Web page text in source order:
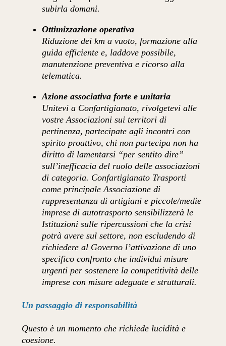
subirla domani.
Ottimizzazione operativa
Riduzione dei km a vuoto, formazione alla
guida efficiente e, laddove possibile,
manutenzione preventiva e ricorso alla
telematica.
Azione associativa forte e unitaria
Unitevi a Confartigianato, rivolgetevi alle
vostre Associazioni sui territori di
pertinenza, partecipate agli incontri con
spirito proattivo, chi non partecipa non ha
diritto di lamentarsi “per sentito dire”
sull’inefficacia del ruolo delle associazioni
di categoria. Confartigianato Trasporti
come principale Associazione di
rappresentanza di artigiani e piccole/medie
imprese di autotrasporto sensibilizzerà le
Istituzioni sulle ripercussioni che la crisi
potrà avere sul settore, non escludendo di
richiedere al Governo l’attivazione di uno
specifico confronto che individui misure
urgenti per sostenere la competitività delle
imprese con misure adeguate e strutturali.
Un passaggio di responsabilità
Questo è un momento che richiede lucidità e
coesione.